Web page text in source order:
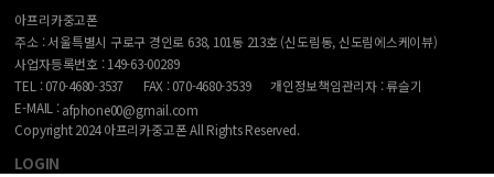
아프리카중고폰
주소 : 서울특별시 구로구 경인로 638, 101동 213호 (신도림동, 신도림에스케이뷰)
사업자등록번호 : 149-63-00289
TEL : 070-4680-3537
FAX : 070-4680-3539
개인정보책임관리자 : 류슬기
E-MAIL :afphone00@gmail.com
Copyright 2024 아프리카중고폰 All Rights Reserved.
LOGIN